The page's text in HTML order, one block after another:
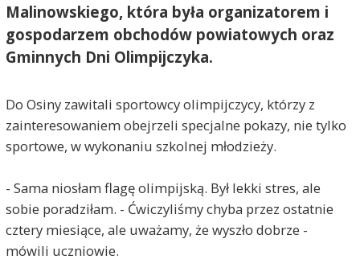
Malinowskiego, która była organizatorem i
gospodarzem obchodów powiatowych oraz
Gminnych Dni Olimpijczyka.
Do Osiny zawitali sportowcy olimpijczycy, którzy z
zainteresowaniem obejrzeli specjalne pokazy, nie tylko
sportowe, w wykonaniu szkolnej młodzieży.
- Sama niosłam flagę olimpijską. Był lekki stres, ale
sobie poradziłam. - Ćwiczyliśmy chyba przez ostatnie
cztery miesiące, ale uważamy, że wyszło dobrze -
mówili uczniowie.